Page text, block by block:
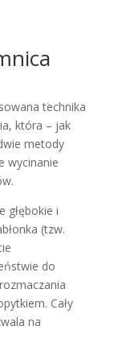
technika
która – jak
metody
wycinanie
głębokie i
(tzw.
do
Cały
na